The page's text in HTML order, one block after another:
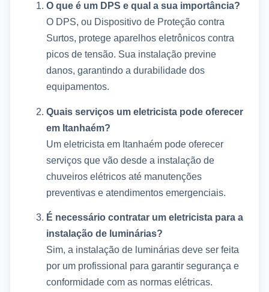
O que é um DPS e qual a sua importância?
O DPS, ou Dispositivo de Proteção contra
Surtos, protege aparelhos eletrônicos contra
picos de tensão. Sua instalação previne
danos, garantindo a durabilidade dos
equipamentos.
Quais serviços um eletricista pode oferecer
em Itanhaém?
Um eletricista em Itanhaém pode oferecer
serviços que vão desde a instalação de
chuveiros elétricos até manutenções
preventivas e atendimentos emergenciais.
É necessário contratar um eletricista para a
instalação de luminárias?
Sim, a instalação de luminárias deve ser feita
por um profissional para garantir segurança e
conformidade com as normas elétricas.